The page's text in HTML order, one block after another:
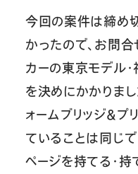
今回の案件は締め
かったので、お問
カーの東京モデル
を決めにかかりま
ォームブリッジ＆プ
ていることは同じ
ページを持てる・